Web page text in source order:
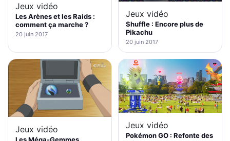
Jeux vidéo
Les Arènes et les Raids :
comment ça marche ?
20 juin 2017
Jeux vidéo
Shuffle : Encore plus de
Pikachu
20 juin 2017
Jeux vidéo
Les Méga-Gemmes
Jeux vidéo
Pokémon GO : Refonte des